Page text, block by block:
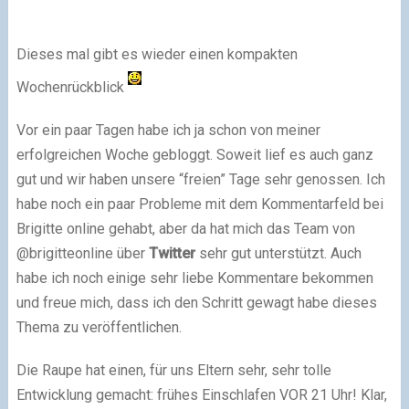
Dieses mal gibt es wieder einen kompakten
Wochenrückblick
Vor ein paar Tagen habe ich ja schon von meiner
erfolgreichen Woche gebloggt. Soweit lief es auch ganz
gut und wir haben unsere “freien” Tage sehr genossen. Ich
habe noch ein paar Probleme mit dem Kommentarfeld bei
Brigitte online gehabt, aber da hat mich das Team von
@brigitteonline über Twittersehr gut unterstützt. Auch
habe ich noch einige sehr liebe Kommentare bekommen
und freue mich, dass ich den Schritt gewagt habe dieses
Thema zu veröffentlichen.
Die Raupe hat einen, für uns Eltern sehr, sehr tolle
Entwicklung gemacht: frühes Einschlafen VOR 21 Uhr! Klar,